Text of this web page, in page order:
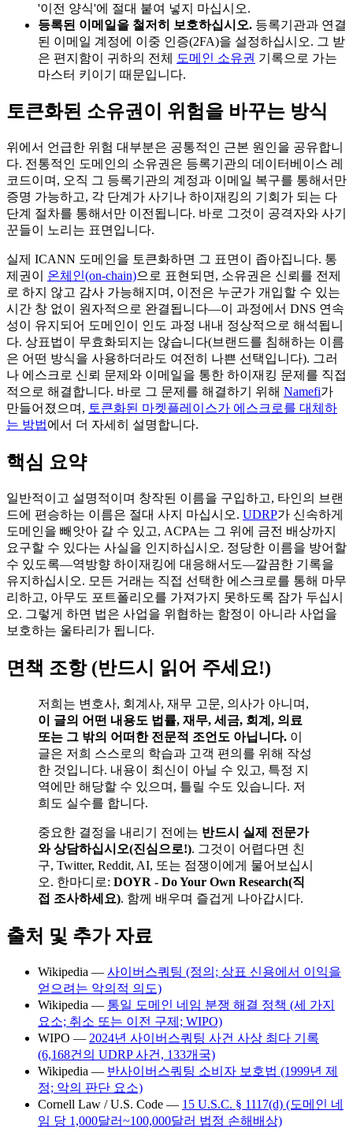
'이전 양식'에 절대 붙여 넣지 마십시오.
등록된 이메일을 철저히 보호하십시오. 등록기관과 연결
된 이메일 계정에 이중 인증(2FA)을 설정하십시오. 그 받
은 편지함이 귀하의 전체
도메인 소유권 기록으로 가는
마스터 키이기 때문입니다.
토큰화된 소유권이 위험을 바꾸는 방식
위에서 언급한 위험 대부분은 공통적인 근본 원인을 공유합니
다. 전통적인 도메인의 소유권은 등록기관의 데이터베이스 레
코드이며, 오직 그 등록기관의 계정과 이메일 복구를 통해서만
증명 가능하고, 각 단계가 사기나 하이재킹의 기회가 되는 다
단계 절차를 통해서만 이전됩니다. 바로 그것이 공격자와 사기
꾼들이 노리는 표면입니다.
실제 ICANN 도메인을 토큰화하면 그 표면이 좁아집니다. 통
제권이 온체인(on-chain)으로 표현되면, 소유권은 신뢰를 전제
로 하지 않고 감사 가능해지며, 이전은 누군가 개입할 수 있는
시간 창 없이 원자적으로 완결됩니다—이 과정에서 DNS 연속
성이 유지되어 도메인이 인도 과정 내내 정상적으로 해석됩니
다. 상표법이 무효화되지는 않습니다(브랜드를 침해하는 이름
은 어떤 방식을 사용하더라도 여전히 나쁜 선택입니다). 그러
나 에스크로 신뢰 문제와 이메일을 통한 하이재킹 문제를 직접
적으로 해결합니다. 바로 그 문제를 해결하기 위해 Namefi가
만들어졌으며, 토큰화된 마켓플레이스가 에스크로를 대체하
는 방법에서 더 자세히 설명합니다.
핵심 요약
일반적이고 설명적이며 창작된 이름을 구입하고, 타인의 브랜
드에 편승하는 이름은 절대 사지 마십시오. UDRP가 신속하게
도메인을 빼앗아 갈 수 있고, ACPA는 그 위에 금전 배상까지
요구할 수 있다는 사실을 인지하십시오. 정당한 이름을 방어할
수 있도록—역방향 하이재킹에 대응해서도—깔끔한 기록을
유지하십시오. 모든 거래는 직접 선택한 에스크로를 통해 마무
리하고, 아무도 포트폴리오를 가져가지 못하도록 잠가 두십시
오. 그렇게 하면 법은 사업을 위협하는 함정이 아니라 사업을
보호하는 울타리가 됩니다.
면책 조항 (반드시 읽어 주세요!)
저희는 변호사, 회계사, 재무 고문, 의사가 아니며,
이 글의 어떤 내용도 법률, 재무, 세금, 회계, 의료
또는 그 밖의 어떠한 전문적 조언도 아닙니다. 이
글은 저희 스스로의 학습과 고객 편의를 위해 작성
한 것입니다. 내용이 최신이 아닐 수 있고, 특정 지
역에만 해당할 수 있으며, 틀릴 수도 있습니다. 저
희도 실수를 합니다.
중요한 결정을 내리기 전에는 반드시 실제 전문가
와 상담하십시오(진심으로!). 그것이 어렵다면 친
구, Twitter, Reddit, AI, 또는 점쟁이에게 물어보십시
오. 한마디로: DOYR - Do Your Own Research(직
접 조사하세요). 함께 배우며 즐겁게 나아갑시다.
출처 및 추가 자료
Wikipedia — 사이버스쿼팅 (정의; 상표 신용에서 이익을
얻으려는 악의적 의도)
Wikipedia — 통일 도메인 네임 분쟁 해결 정책 (세 가지
요소; 취소 또는 이전 구제; WIPO)
WIPO — 2024년 사이버스쿼팅 사건 사상 최다 기록
(6,168건의 UDRP 사건, 133개국)
Wikipedia — 반사이버스쿼팅 소비자 보호법 (1999년 제
정; 악의 판단 요소)
Cornell Law / U.S. Code — 15 U.S.C. § 1117(d) (도메인 네
임 당 1,000달러~100,000달러 법정 손해배상)